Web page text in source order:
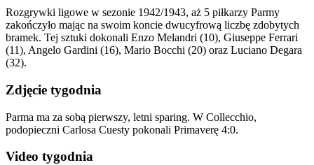
Rozgrywki ligowe w sezonie 1942/1943, aż 5 piłkarzy Parmy
zakończyło mając na swoim koncie dwucyfrową liczbę zdobytych
bramek. Tej sztuki dokonali Enzo Melandri (10), Giuseppe Ferrari
(11), Angelo Gardini (16), Mario Bocchi (20) oraz Luciano Degara
(32).
Zdjęcie tygodnia
Parma ma za sobą pierwszy, letni sparing. W Collecchio,
podopieczni Carlosa Cuesty pokonali Primaverę 4:0.
Video tygodnia